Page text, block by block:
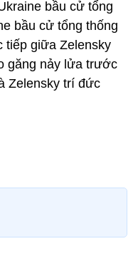
bầu cử tổng
bầu cử tổng thống
tiếp giữa Zelensky
găng nảy lửa trước
Zelensky trí đức